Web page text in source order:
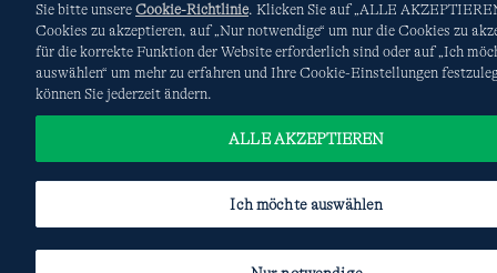
Sie bitte unsere Cookie-Richtlinie. Klicken Sie auf „ALLE
Cookies zu akzeptieren, auf „Nur notwendige“ um nur die Cookies zu
für die korrekte Funktion der Website erforderlich sind oder auf „Ich
auswählen“ um mehr zu erfahren und Ihre Cookie-Einstellungen
können Sie jederzeit ändern.
Ich möchte auswählen
ALLE AKZEPTIEREN